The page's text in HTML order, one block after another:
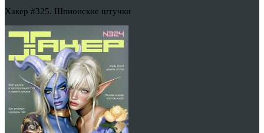
Хакер #325. Шпионские штучки